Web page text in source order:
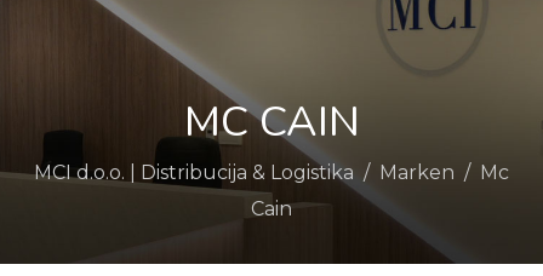
MC CAIN
MCI d.o.o. | Distribucija & Logistika / Marken / Mc
Cain